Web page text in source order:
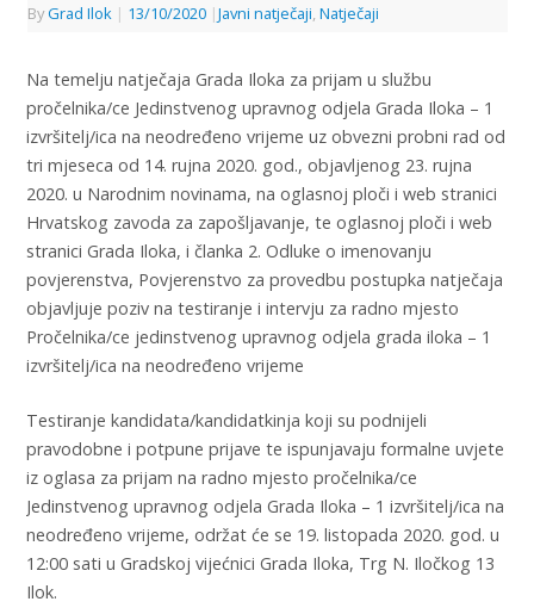
ByGrad Ilok | 13/10/2020 |Javni natječaji Natječaji
Na temelju natječaja Grada Iloka za prijam u službu
pročelnika/ce Jedinstvenog upravnog odjela Grada Iloka – 1
izvršitelj/ica na neodređeno vrijeme uz obvezni probni rad od
tri mjeseca od 14. rujna 2020. god., objavljenog 23. rujna
2020. u Narodnim novinama, na oglasnoj ploči i web stranici
Hrvatskog zavoda za zapošljavanje, te oglasnoj ploči i web
stranici Grada Iloka, i članka 2. Odluke o imenovanju
povjerenstva, Povjerenstvo za provedbu postupka natječaja
objavljuje poziv na testiranje i intervju za radno mjesto
Pročelnika/ce jedinstvenog upravnog odjela grada iloka – 1
izvršitelj/ica na neodređeno vrijeme
Testiranje kandidata/kandidatkinja koji su podnijeli
pravodobne i potpune prijave te ispunjavaju formalne uvjete
iz oglasa za prijam na radno mjesto pročelnika/ce
Jedinstvenog upravnog odjela Grada Iloka – 1 izvršitelj/ica na
neodređeno vrijeme, održat će se 19. listopada 2020. god. u
12:00 sati u Gradskoj vijećnici Grada Iloka, Trg N. Iločkog 13
Ilok.